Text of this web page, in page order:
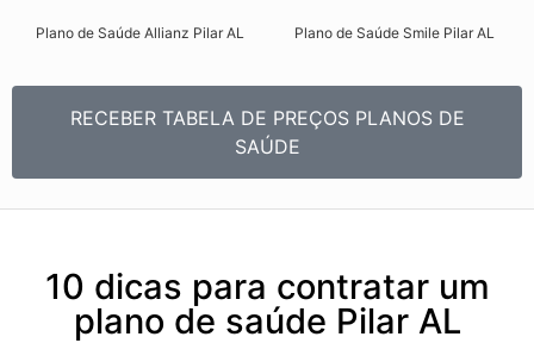
Plano de Saúde Allianz Pilar AL​ Plano de Saúde Smile Pilar AL​
RECEBER TABELA DE PREÇOS PLANOS DE
SAÚDE
10 dicas para contratar um
plano de saúde Pilar AL